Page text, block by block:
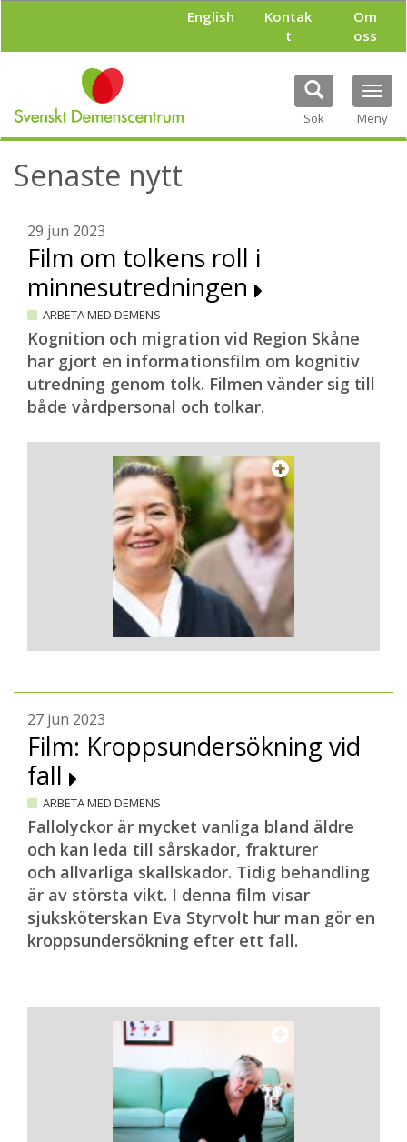
l
English
Kontak
t
Om
oss
Sök Meny
Senaste nytt
29 jun 2023
Film om tolkens roll i
minnesutredningen
ARBETA MED DEMENS
Kognition och migration vid Region Skåne
har gjort en informationsfilm om kognitiv
utredning genom tolk. Filmen vänder sig till
både vårdpersonal och tolkar.
27 jun 2023
Film: Kroppsundersökning vid
fall
ARBETA MED DEMENS
Fallolyckor är mycket vanliga bland äldre
och kan leda till sårskador, frakturer
och allvarliga skallskador. Tidig behandling
är av största vikt. I denna film visar
sjuksköterskan Eva Styrvolt hur man gör en
kroppsundersökning efter ett fall.